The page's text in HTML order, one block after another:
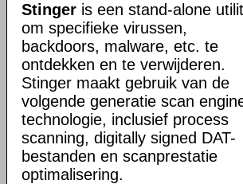
Stinger is een stand-alone
om specifieke virussen,
backdoors, malware, etc. te
ontdekken en te verwijderen.
Stinger maakt gebruik van de
volgende generatie scan
technologie, inclusief process
scanning, digitally signed DAT-
bestanden en scanprestatie
optimalisering.